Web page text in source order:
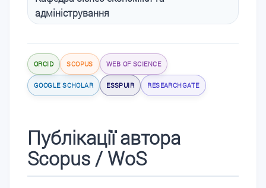
адміністрування
ORCID SCOPUS WEB OF SCIENCE
GOOGLE SCHOLAR ESSPUIR RESEARCHGATE
Публікації автора
Scopus / WoS